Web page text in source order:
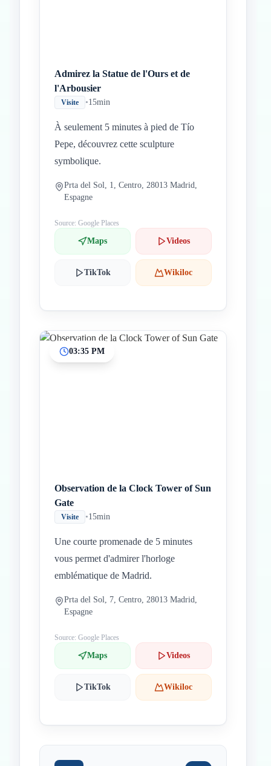
Admirez la Statue de l'Ours et de
l'Arbousier
Visite •15min
À seulement 5 minutes à pied de Tío
Pepe, découvrez cette sculpture
symbolique.
Prta del Sol, 1, Centro, 28013 Madrid,
Espagne
Source: Google Places
Maps Videos
TikTok Wikiloc
03:35 PM
Observation de la Clock Tower of Sun
Gate
Visite •15min
Une courte promenade de 5 minutes
vous permet d'admirer l'horloge
emblématique de Madrid.
Prta del Sol, 7, Centro, 28013 Madrid,
Espagne
Source: Google Places
Maps Videos
TikTok Wikiloc